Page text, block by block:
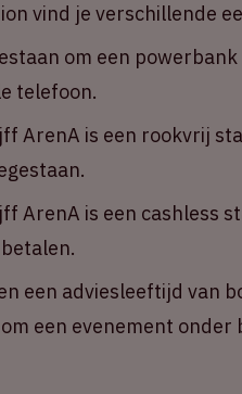
vind je verschillende
om een
telefoon.
ArenA is een rookvrij
ArenA is een cashless
een adviesleeftijd van
een evenement onder